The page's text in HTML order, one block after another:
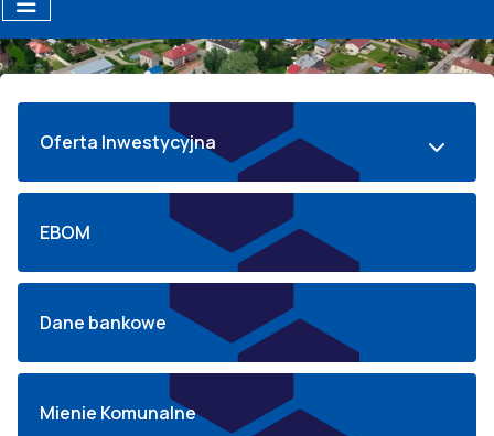
Oferta Inwestycyjna
EBOM
Dane bankowe
Mienie Komunalne